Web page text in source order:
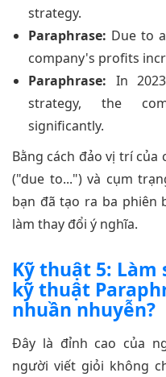
strategy.
Paraphrase: Due to
company's profits
Paraphrase: In
strategy, the
significantly.
Bằng cách đảo vị trí
("due to...") và cụm
bạn đã tạo ra ba phiên
làm thay đổi ý nghĩa.
Kỹ thuật 5: Làm
kỹ thuật
nhuần nhuyễn?
Đây là đỉnh cao của
người viết giỏi không